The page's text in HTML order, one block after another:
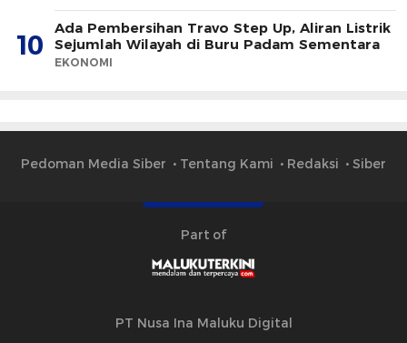
10
Ada Pembersihan Travo Step Up, Aliran Listrik
Sejumlah Wilayah di Buru Padam Sementara
EKONOMI
Pedoman Media Siber Tentang Kami Redaksi Siber
Part of
PT Nusa Ina Maluku Digital